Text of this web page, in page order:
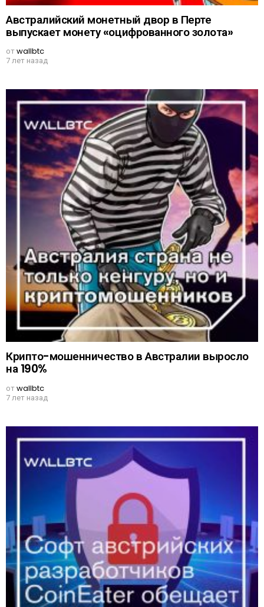
Австралийский монетный двор в Перте
выпускает монету «оцифрованного золота»
отwallbtc
7 лет назад
Крипто-мошенничество в Австралии выросло
на 190%
отwallbtc
7 лет назад